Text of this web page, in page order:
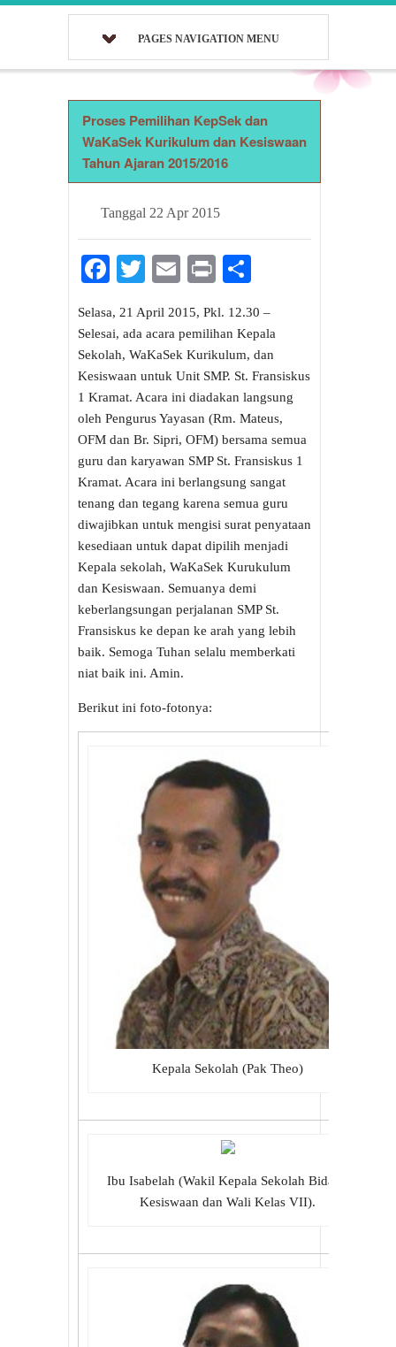
PAGES NAVIGATION MENU
Proses Pemilihan KepSek dan
WaKaSek Kurikulum dan Kesiswaan
Tahun Ajaran 2015/2016
Tanggal 22 Apr 2015
Facebook
TwitterEmail
Print
Selasa, 21 April 2015, Pkl. 12.30 –
Selesai, ada acara pemilihan Kepala
Sekolah, WaKaSek Kurikulum, dan
Kesiswaan untuk Unit SMP. St. Fransiskus
1 Kramat. Acara ini diadakan langsung
oleh Pengurus Yayasan (Rm. Mateus,
OFM dan Br. Sipri, OFM) bersama semua
guru dan karyawan SMP St. Fransiskus 1
Kramat. Acara ini berlangsung sangat
tenang dan tegang karena semua guru
diwajibkan untuk mengisi surat penyataan
kesediaan untuk dapat dipilih menjadi
Kepala sekolah, WaKaSek Kurukulum
dan Kesiswaan. Semuanya demi
keberlangsungan perjalanan SMP St.
Fransiskus ke depan ke arah yang lebih
baik. Semoga Tuhan selalu memberkati
niat baik ini. Amin.
Berikut ini foto-fotonya:
Kepala Sekolah (Pak Theo)
Ibu Isabelah (Wakil Kepala Sekolah Bidang
Kesiswaan dan Wali Kelas VII).